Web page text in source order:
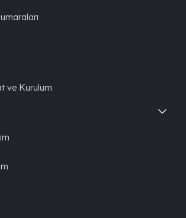
ve Kurulum